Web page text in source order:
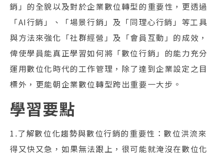
銷」的全貌以及對於企業數位轉型的重要性，更透過
「AI行銷」、「場景行銷」及「同理心行銷」等工具
與方法來強化「社群經營」及「會員互動」的成效，
俾使學員能真正學習如何將「數位行銷」的能力充分
運用數位化時代的工作管理，除了達到企業設定之目
標外，更能朝企業數位轉型跨出重要一大步。
學習要點
1.了解數位化趨勢與數位行銷的重要性：數位洪流來
得又快又急，如果無法跟上，很可能就淹沒在數位化